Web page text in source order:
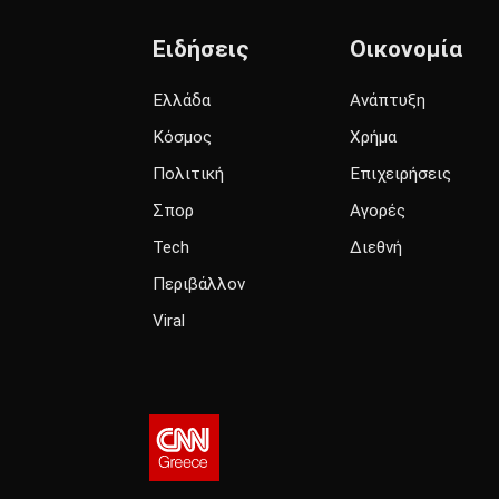
Ειδήσεις
Ελλάδα
Κόσμος
Πολιτική
Σπορ
Tech
Περιβάλλον
Viral
Οικονομία
Ανάπτυξη
Χρήμα
Επιχειρήσεις
Αγορές
Διεθνή